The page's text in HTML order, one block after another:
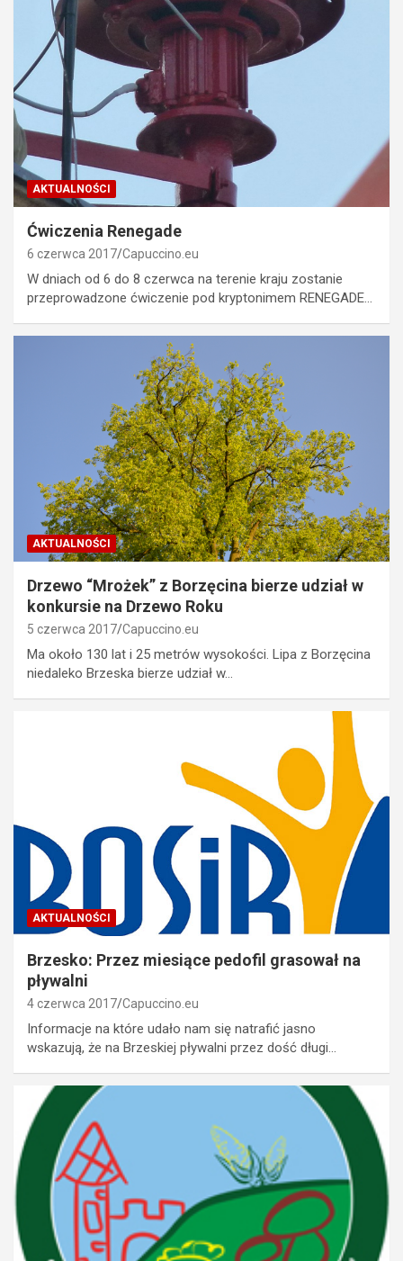
AKTUALNOŚCI
Ćwiczenia Renegade
6 czerwca 2017 Capuccino.eu
W dniach od 6 do 8 czerwca na terenie kraju zostanie
przeprowadzone ćwiczenie pod kryptonimem RENEGADE…
AKTUALNOŚCI
Drzewo “Mrożek” z Borzęcina bierze udział w
konkursie na Drzewo Roku
5 czerwca 2017 Capuccino.eu
Ma około 130 lat i 25 metrów wysokości. Lipa z Borzęcina
niedaleko Brzeska bierze udział w…
AKTUALNOŚCI
Brzesko: Przez miesiące pedofil grasował na
pływalni
4 czerwca 2017 Capuccino.eu
Informacje na które udało nam się natrafić jasno
wskazują, że na Brzeskiej pływalni przez dość długi…